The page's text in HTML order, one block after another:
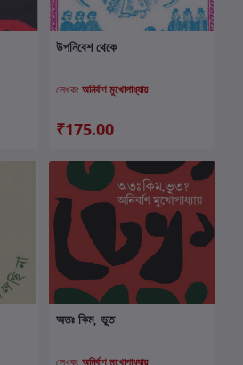
কার্টে যোগ করুন
উপনিবেশ থেকে
লেখক: অনির্বাণ মুখোপাধ্যায়
₹175.00
কার্টে যোগ করুন
অতঃ কিম, ভূত
লেখক: অনির্বাণ মুখোপাধ্যায়